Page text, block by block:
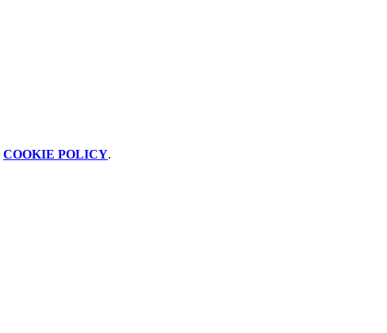
COOKIE POLICY.